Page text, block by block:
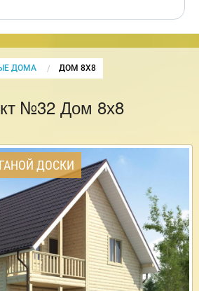
ДОМА CURRENT:
ДОМ 8Х8
№32 Дом 8х8
ДОСКИ